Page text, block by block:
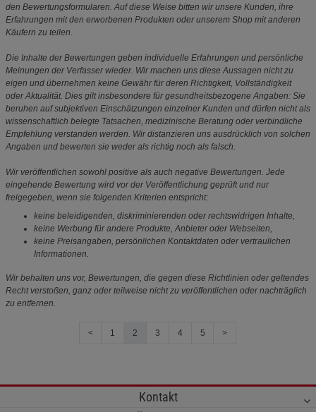
den Bewertungsformularen. Auf diese Weise bitten wir unsere Kunden, ihre
Erfahrungen mit den erworbenen Produkten oder unserem Shop mit anderen
Käufern zu teilen.
Die Inhalte der Bewertungen geben individuelle Erfahrungen und persönliche
Meinungen der Verfasser wieder. Wir machen uns diese Aussagen nicht zu
eigen und übernehmen keine Gewähr für deren Richtigkeit, Vollständigkeit
oder Aktualität. Dies gilt insbesondere für gesundheitsbezogene Angaben: Sie
beruhen auf subjektiven Einschätzungen einzelner Kunden und dürfen nicht als
wissenschaftlich belegte Tatsachen, medizinische Beratung oder verbindliche
Empfehlung verstanden werden. Wir distanzieren uns ausdrücklich von solchen
Angaben und bewerten sie weder als richtig noch als falsch.
Wir veröffentlichen sowohl positive als auch negative Bewertungen. Jede
eingehende Bewertung wird vor der Veröffentlichung geprüft und nur
freigegeben, wenn sie folgenden Kriterien entspricht:
keine beleidigenden, diskriminierenden oder rechtswidrigen Inhalte,
keine Werbung für andere Produkte, Anbieter oder Webseiten,
keine Preisangaben, persönlichen Kontaktdaten oder vertraulichen
Informationen.
Wir behalten uns vor, Bewertungen, die gegen diese Richtlinien oder geltendes
Recht verstoßen, ganz oder teilweise nicht zu veröffentlichen oder nachträglich
zu entfernen.
< 1 2 3 4 5 >
Kontakt